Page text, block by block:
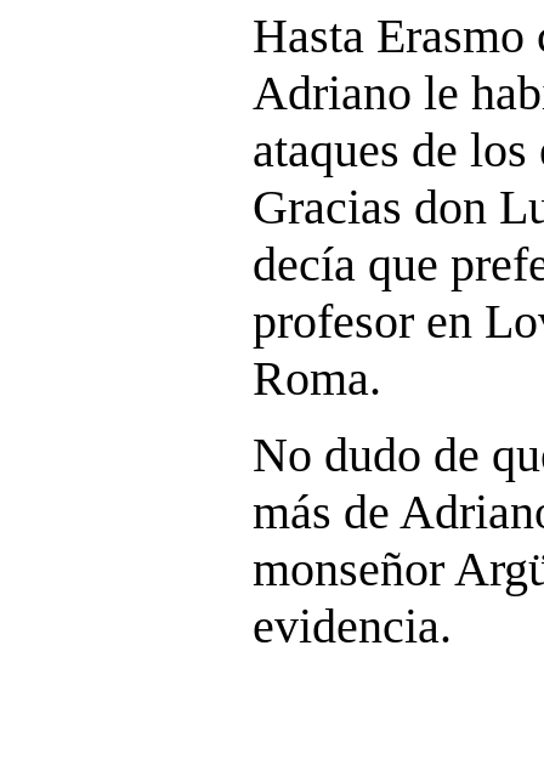
Hasta Erasmo
Adriano le
ataques de
Gracias don
decía que
profesor en
Roma.
No dudo de
más de
monseñor
evidencia.